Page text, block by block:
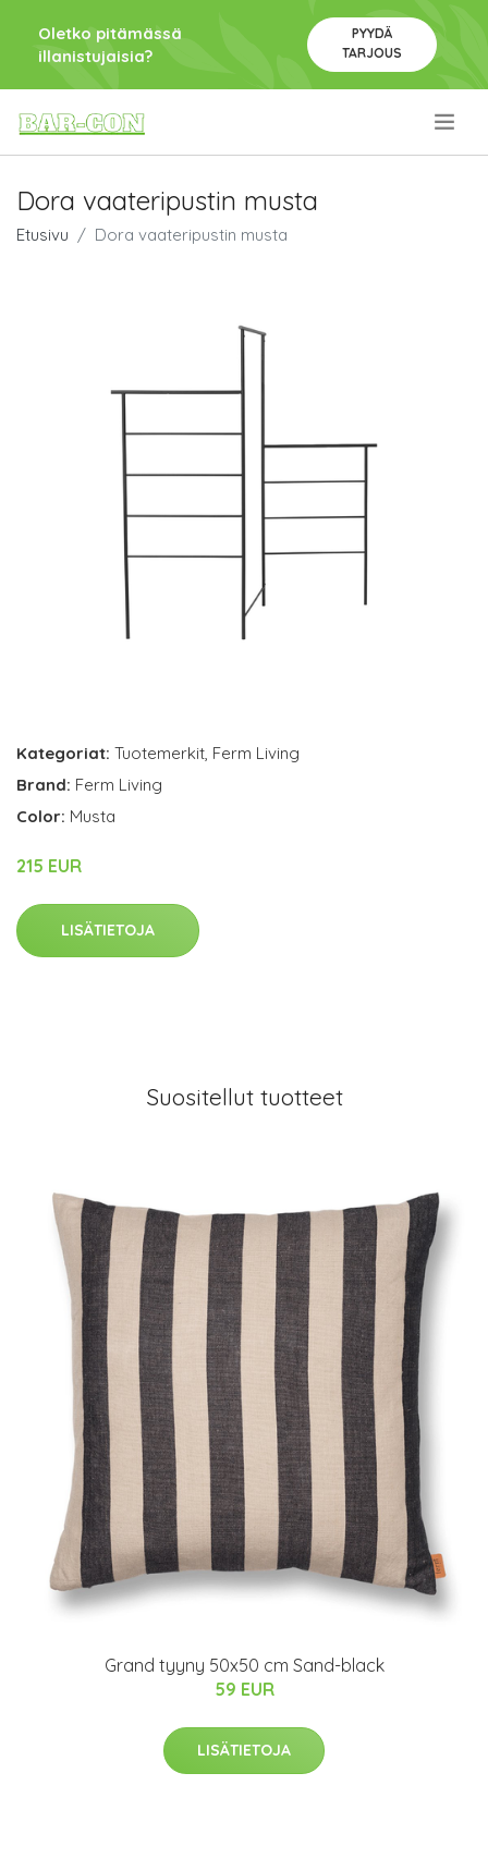
Oletko pitämässä
illanistujaisia?
PYYDÄ
TARJOUS
Dora vaateripustin musta
Etusivu Dora vaateripustin musta
Kategoriat: Tuotemerkit, Ferm Living
Brand: Ferm Living
Color: Musta
215 EUR
LISÄTIETOJA
Suositellut tuotteet
Grand tyyny 50x50 cm Sand-black
59 EUR
LISÄTIETOJA